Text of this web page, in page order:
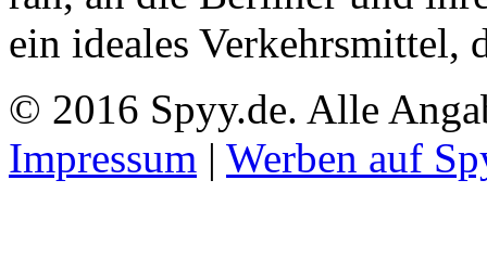
ein ideales Verkehrsmittel,
© 2016 Spyy.de. Alle
Impressum | Werben auf